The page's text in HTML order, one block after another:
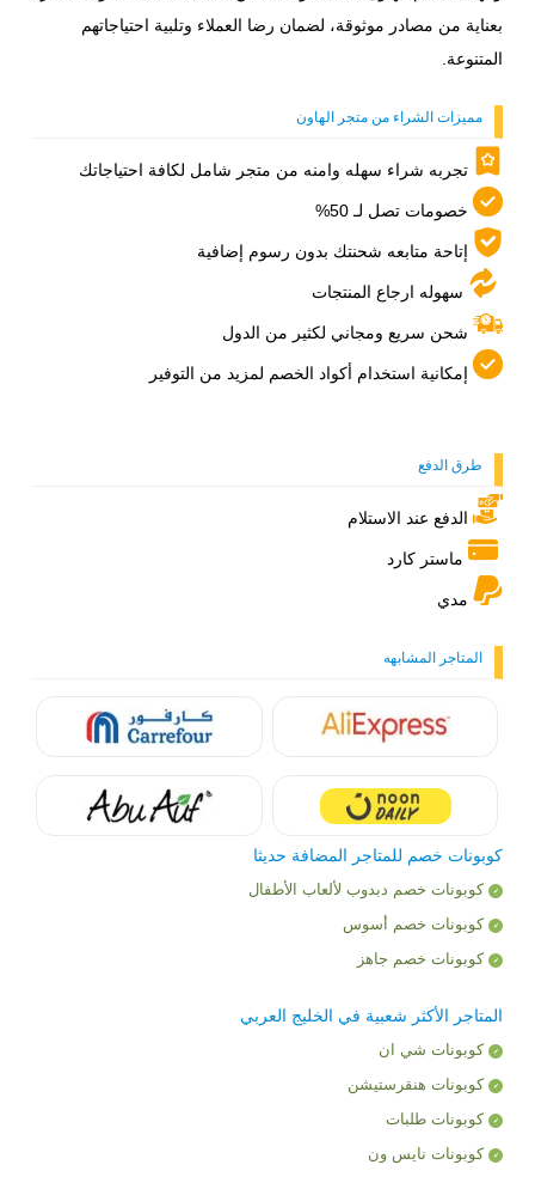
بعناية من مصادر موثوقة، لضمان رضا العملاء وتلبية احتياجاتهم
المتنوعة.
مميزات الشراء من متجر الهاون
تجربه شراء سهله وامنه من متجر شامل لكافة احتياجاتك
خصومات تصل لـ 50%
إتاحة متابعه شحنتك بدون رسوم إضافية
سهوله ارجاع المنتجات
شحن سريع ومجاني لكثير من الدول
إمكانية استخدام أكواد الخصم لمزيد من التوفير
طرق الدفع
الدفع عند الاستلام
ماستر كارد
مدي
المتاجر المشابهه
كوبونات خصم للمتاجر المضافة حديثا
كوبونات خصم دبدوب لألعاب الأطفال
كوبونات خصم أسوس
كوبونات خصم جاهز
المتاجر الأكثر شعبية في الخليج العربي
كوبونات شي ان
كوبونات هنقرستيشن
كوبونات طلبات
كوبونات نايس ون